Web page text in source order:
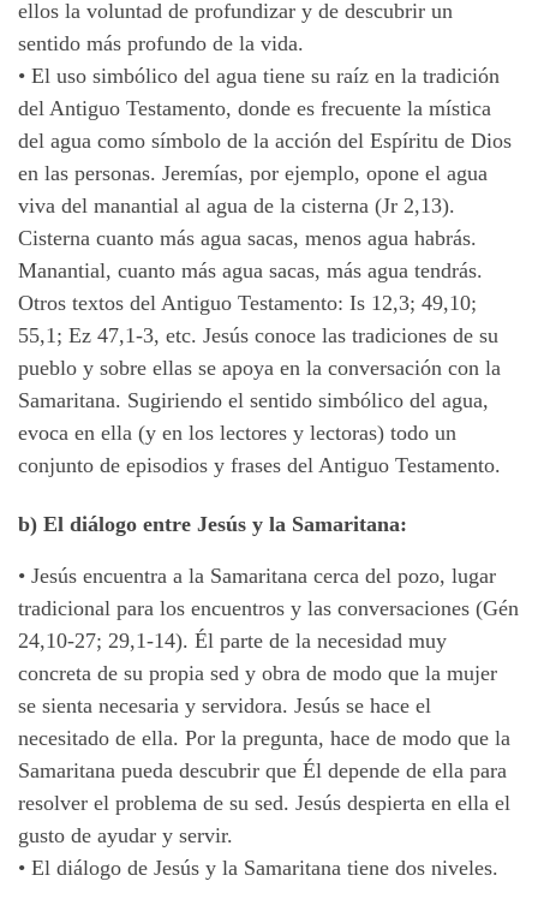
ellos la voluntad de profundizar y de descubrir un
sentido más profundo de la vida.
• El uso simbólico del agua tiene su raíz en la tradición
del Antiguo Testamento, donde es frecuente la mística
del agua como símbolo de la acción del Espíritu de Dios
en las personas. Jeremías, por ejemplo, opone el agua
viva del manantial al agua de la cisterna (Jr 2,13).
Cisterna cuanto más agua sacas, menos agua habrás.
Manantial, cuanto más agua sacas, más agua tendrás.
Otros textos del Antiguo Testamento: Is 12,3; 49,10;
55,1; Ez 47,1-3, etc. Jesús conoce las tradiciones de su
pueblo y sobre ellas se apoya en la conversación con la
Samaritana. Sugiriendo el sentido simbólico del agua,
evoca en ella (y en los lectores y lectoras) todo un
conjunto de episodios y frases del Antiguo Testamento.
b) El diálogo entre Jesús y la Samaritana:
• Jesús encuentra a la Samaritana cerca del pozo, lugar
tradicional para los encuentros y las conversaciones (Gén
24,10-27; 29,1-14). Él parte de la necesidad muy
concreta de su propia sed y obra de modo que la mujer
se sienta necesaria y servidora. Jesús se hace el
necesitado de ella. Por la pregunta, hace de modo que la
Samaritana pueda descubrir que Él depende de ella para
resolver el problema de su sed. Jesús despierta en ella el
gusto de ayudar y servir.
• El diálogo de Jesús y la Samaritana tiene dos niveles.